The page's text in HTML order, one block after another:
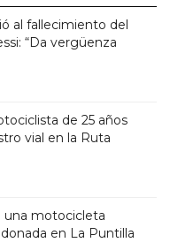
al fallecimiento del
“Da vergüenza
de 25 años
vial en la Ruta
una motocicleta
en La Puntilla